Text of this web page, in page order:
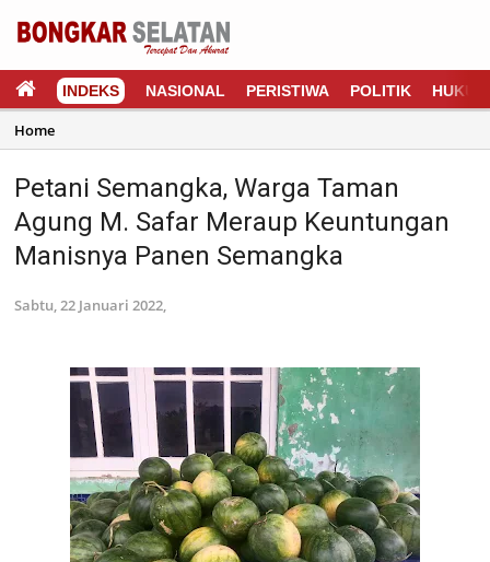
INDEKS NASIONAL PERISTIWA POLITIK HUKUM
Home
Petani Semangka, Warga Taman
Agung M. Safar Meraup Keuntungan
Manisnya Panen Semangka
Sabtu, 22 Januari 2022,